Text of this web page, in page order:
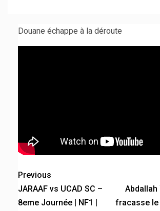
Douane échappe à la déroute
Previous
JARAAF vs UCAD SC –
8eme Journée | NF1 |
Abdallah
fracasse le